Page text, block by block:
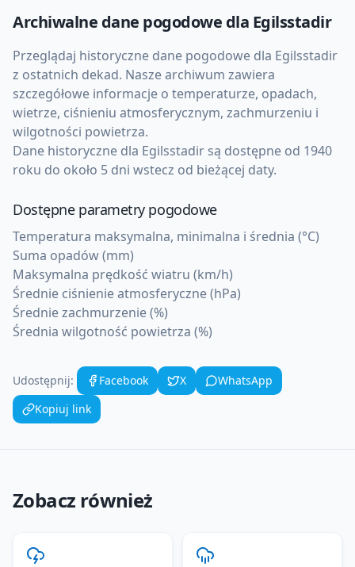
Archiwalne dane pogodowe dla Egilsstadir
Przeglądaj historyczne dane pogodowe dla Egilsstadir
z ostatnich dekad. Nasze archiwum zawiera
szczegółowe informacje o temperaturze, opadach,
wietrze, ciśnieniu atmosferycznym, zachmurzeniu i
wilgotności powietrza.
Dane historyczne dla Egilsstadir są dostępne od 1940
roku do około 5 dni wstecz od bieżącej daty.
Dostępne parametry pogodowe
Temperatura maksymalna, minimalna i średnia (°C)
Suma opadów (mm)
Maksymalna prędkość wiatru (km/h)
Średnie ciśnienie atmosferyczne (hPa)
Średnie zachmurzenie (%)
Średnia wilgotność powietrza (%)
Udostępnij: Facebook X
WhatsApp
Kopiuj link
Zobacz również